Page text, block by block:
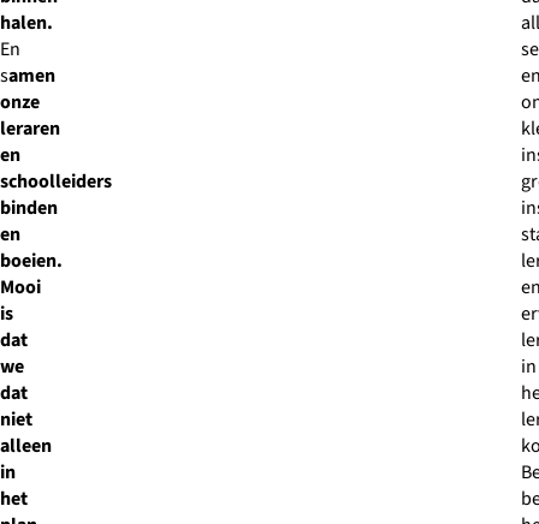
halen.
En
samen
onze
leraren
en
schoolleiders
binden
en
boeien.
Mooi
is
dat
we
dat
niet
alleen
in
het
in